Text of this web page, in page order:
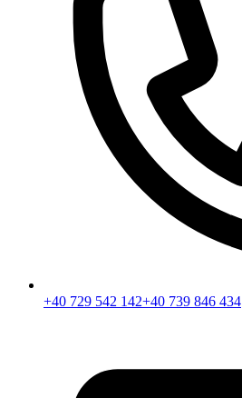
+40 729 542 142+40 739 846 434